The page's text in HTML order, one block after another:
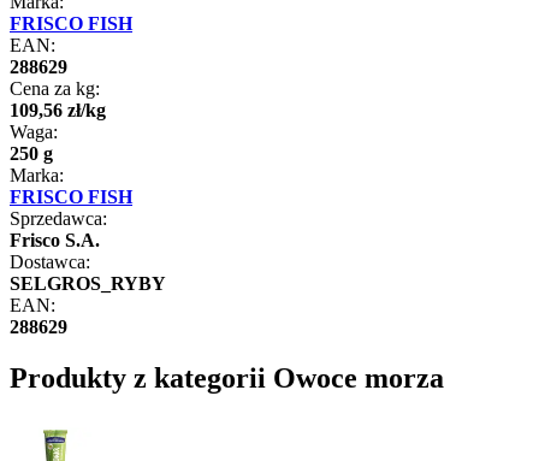
FRISCO FISH
EAN:
288629
Cena za kg:
109,56 zł/kg
Waga:
250 g
Marka:
FRISCO FISH
Sprzedawca:
Frisco S.A.
Dostawca:
SELGROS_RYBY
EAN:
288629
Produkty z kategorii Owoce morza